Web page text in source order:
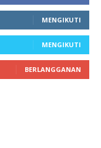
MENGIKUTI
MENGIKUTI
BERLANGGANAN